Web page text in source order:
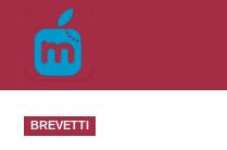
contenuto
PUBBLICATO
IN
BREVETTI